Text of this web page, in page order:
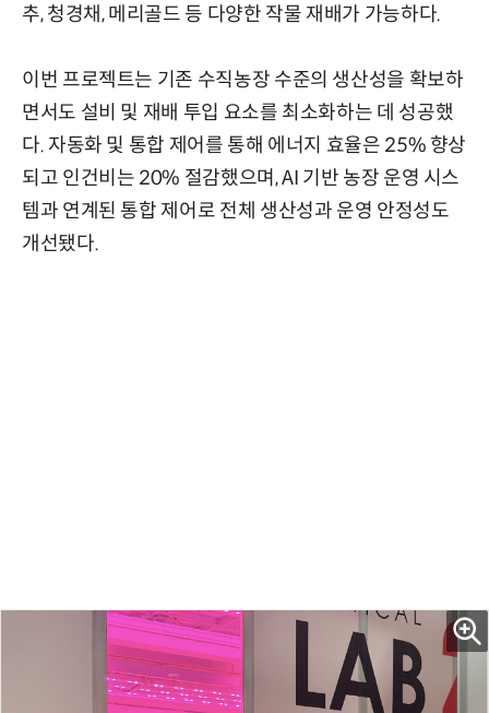
추, 청경채, 메리골드 등 다양한 작물 재배가 가능하다.
이번 프로젝트는 기존 수직농장 수준의 생산성을 확보하
면서도 설비 및 재배 투입 요소를 최소화하는 데 성공했
다. 자동화 및 통합 제어를 통해 에너지 효율은 25% 향상
되고 인건비는 20% 절감했으며, AI 기반 농장 운영 시스
템과 연계된 통합 제어로 전체 생산성과 운영 안정성도
개선됐다.